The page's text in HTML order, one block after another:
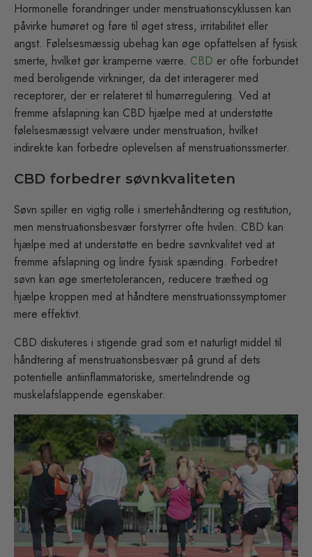
Hormonelle forandringer under menstruationscyklussen kan
påvirke humøret og føre til øget stress, irritabilitet eller
angst. Følelsesmæssig ubehag kan øge opfattelsen af fysisk
smerte, hvilket gør kramperne værre. CBD er ofte forbundet
med beroligende virkninger, da det interagerer med
receptorer, der er relateret til humørregulering. Ved at
fremme afslapning kan CBD hjælpe med at understøtte
følelsesmæssigt velvære under menstruation, hvilket
indirekte kan forbedre oplevelsen af menstruationssmerter.
CBD forbedrer søvnkvaliteten
Søvn spiller en vigtig rolle i smertehåndtering og restitution,
men menstruationsbesvær forstyrrer ofte hvilen. CBD kan
hjælpe med at understøtte en bedre søvnkvalitet ved at
fremme afslapning og lindre fysisk spænding. Forbedret
søvn kan øge smertetolerancen, reducere træthed og
hjælpe kroppen med at håndtere menstruationssymptomer
mere effektivt.
CBD diskuteres i stigende grad som et naturligt middel til
håndtering af menstruationsbesvær på grund af dets
potentielle antiinflammatoriske, smertelindrende og
muskelafslappende egenskaber.